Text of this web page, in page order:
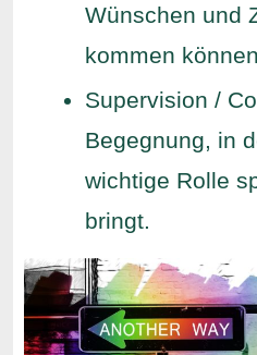
Wünschen und
kommen
Supervision /
Begegnung, in
wichtige Rolle
bringt.